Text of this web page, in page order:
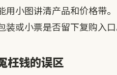
用小图讲清产品和价格带。
装或小票是否留下复购入口
枉钱的误区